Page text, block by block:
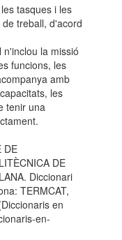
tasques i les
treball, d'acord
la missió
funcions, les
amb
les
tenir una
DE
DE
Diccionari
TERMCAT,
en
en-